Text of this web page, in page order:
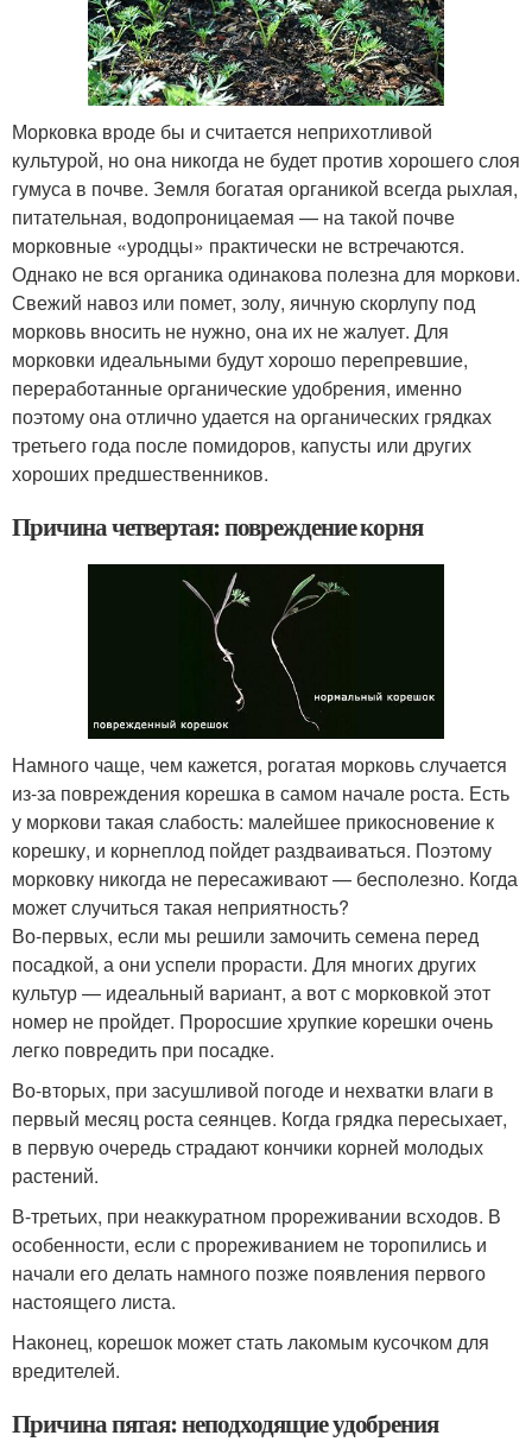
Морковка вроде бы и считается неприхотливой
культурой, но она никогда не будет против хорошего слоя
гумуса в почве. Земля богатая органикой всегда рыхлая,
питательная, водопроницаемая — на такой почве
морковные «уродцы» практически не встречаются.
Однако не вся органика одинакова полезна для моркови.
Свежий навоз или помет, золу, яичную скорлупу под
морковь вносить не нужно, она их не жалует. Для
морковки идеальными будут хорошо перепревшие,
переработанные органические удобрения, именно
поэтому она отлично удается на органических грядках
третьего года после помидоров, капусты или других
хороших предшественников.
Причина четвертая: повреждение корня
Намного чаще, чем кажется, рогатая морковь случается
из-за повреждения корешка в самом начале роста. Есть
у моркови такая слабость: малейшее прикосновение к
корешку, и корнеплод пойдет раздваиваться. Поэтому
морковку никогда не пересаживают — бесполезно. Когда
может случиться такая неприятность?
Во-первых, если мы решили замочить семена перед
посадкой, а они успели прорасти. Для многих других
культур — идеальный вариант, а вот с морковкой этот
номер не пройдет. Проросшие хрупкие корешки очень
легко повредить при посадке.
Во-вторых, при засушливой погоде и нехватки влаги в
первый месяц роста сеянцев. Когда грядка пересыхает,
в первую очередь страдают кончики корней молодых
растений.
В-третьих, при неаккуратном прореживании всходов. В
особенности, если с прореживанием не торопились и
начали его делать намного позже появления первого
настоящего листа.
Наконец, корешок может стать лакомым кусочком для
вредителей.
Причина пятая: неподходящие удобрения